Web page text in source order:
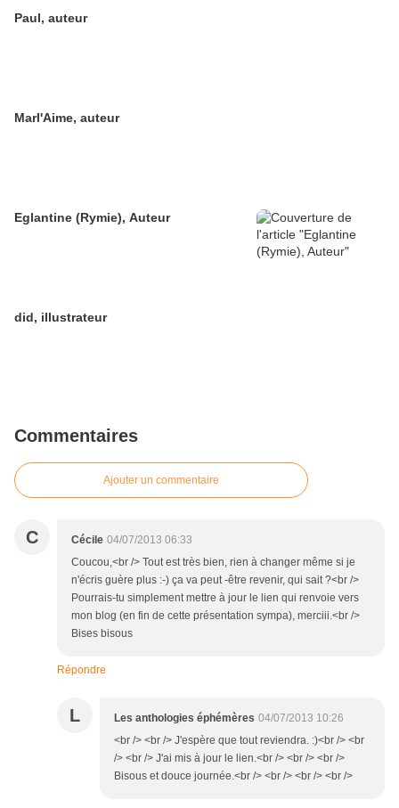
Paul, auteur
Marl'Aime, auteur
Eglantine (Rymie), Auteur
did, illustrateur
Commentaires
Ajouter un commentaire
C Cécile 04/07/2013 06:33
Coucou,<br /> Tout est très bien, rien à changer même si je
n'écris guère plus :-) ça va peut -être revenir, qui sait ?<br />
Pourrais-tu simplement mettre à jour le lien qui renvoie vers
mon blog (en fin de cette présentation sympa), merciii.<br />
Bises bisous
Répondre
L Les anthologies éphémères 04/07/2013 10:26
<br /> <br /> J'espère que tout reviendra. :)<br /> <br
/> <br /> J'ai mis à jour le lien.<br /> <br /> <br />
Bisous et douce journée.<br /> <br /> <br /> <br />